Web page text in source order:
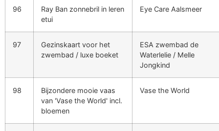
96
Ray Ban zonnebril in leren
etui
Eye Care Aalsmeer
97
Gezinskaart voor het
zwembad / luxe boeket
ESA zwembad de
Waterlelie / Melle
Jongkind
98
Bijzondere mooie vaas
van 'Vase the World' incl.
bloemen
Vase the World